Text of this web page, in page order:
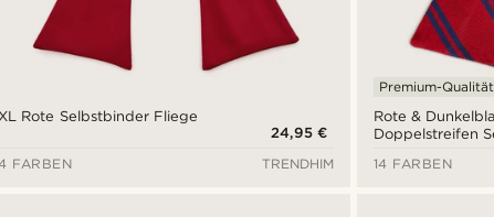
XL Rote Selbstbinder Fliege
24,95 €
FARBEN
TRENDHIM
Rote &
Doppelstreifen
Premium-Qualität
14 FARBEN